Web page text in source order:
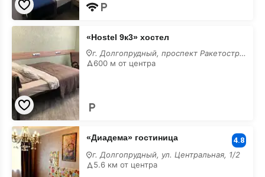
«Hostel
«Hostel 9к3» хостел
г. Долгопрудный, проспект Ракетостроителей, 9 к3
600 м от центра
«Диадема»
гостиница
«Диадема» гостиница 4.8
г. Долгопрудный, ул. Центральная, 1/2
5.6 км от центра